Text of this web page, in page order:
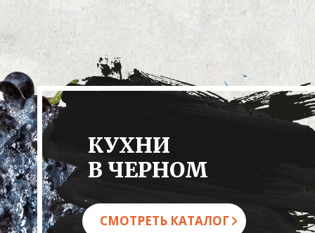
СМОТРЕТЬ КАТАЛОГ
КУХНИ
В ЧЕРНОМ